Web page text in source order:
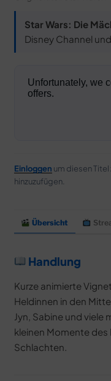
Star Wars: Die
Disney Channel
Einloggen um diesen
hinzuzufügen.
Übersicht
Handlung
Kurze animierte
Heldinnen in den
Jyn, Sabine und viele
kleinen Momente
Schlachten.